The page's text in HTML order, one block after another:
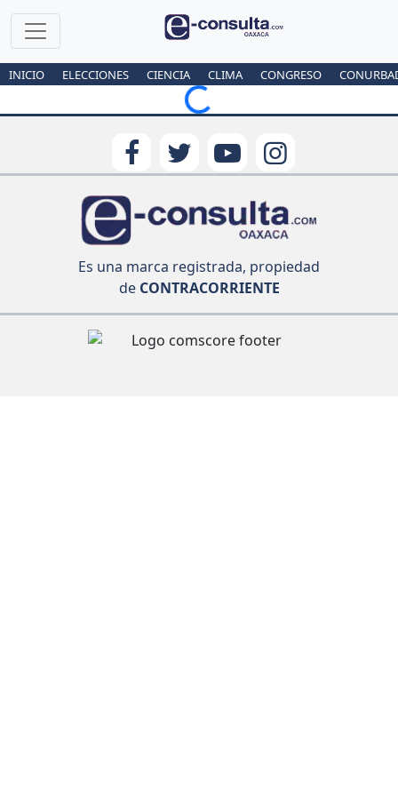
INICIO ELECCIONES CIENCIA CLIMA CONGRESO
Loading...
Es una marca registrada, propiedad
deCONTRACORRIENTE